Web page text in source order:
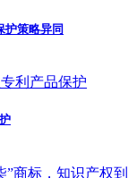
护策略异同